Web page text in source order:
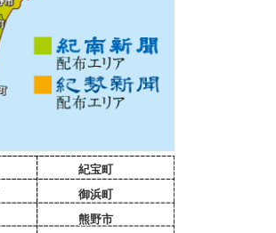
紀宝町
御浜町
熊野市